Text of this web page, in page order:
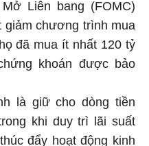
Liên bang (FOMC)
giảm chương trình mua
đã mua ít nhất 120 tỷ
khoán được bảo
là giữ cho dòng tiền
khi duy trì lãi suất
đẩy hoạt động kinh